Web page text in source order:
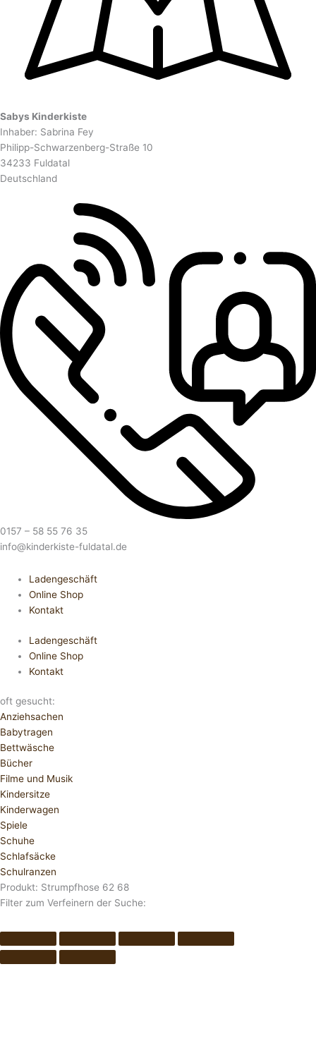
Sabys Kinderkiste
Inhaber: Sabrina Fey
Philipp-Schwarzenberg-Straße 10
34233 Fuldatal
Deutschland
0157 – 58 55 76 35
info@kinderkiste-fuldatal.de
Ladengeschäft
Online Shop
Kontakt
Ladengeschäft
Online Shop
Kontakt
oft gesucht:
Anziehsachen
Babytragen
Bettwäsche
Bücher
Filme und Musik
Kindersitze
Kinderwagen
Spiele
Schuhe
Schlafsäcke
Schulranzen
Produkt: Strumpfhose 62 68
Filter zum Verfeinern der Suche: